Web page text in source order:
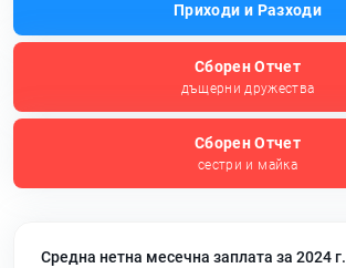
Приходи и Разходи
Сборен Отчет
дъщерни дружества
Сборен Отчет
сестри и майка
Средна нетна месечна заплата за 2024 г.